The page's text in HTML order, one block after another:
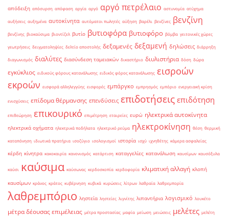
απόδειξη απόσυρση απόφαση αργία αργό αργό πετρέλαιο αστυνομία ατύχημα
αυξήσεις αυξημένα αυτοκίνητα αυτόματοι πωλητές αύξηση βαρέλι βενζίνες βενζίνη
βενζίνης βιοκαύσιμα βιοντίζελ βυτίο βυτιοφόρα βυτιοφόρο βόμβα γειτονικές χώρες
γεωτρήσεις δειγματοληψίες δελτίο αποστολής δεξαμενές δεξαμενή δηλώσεις διάρρηξη
διαγωνισμός διαλύτες διασύνδεση ταμειακών δικαστήριο διυλιστήρια δόση δώρα
εγκύκλιος ειδικούς φόρους κατανάλωσης ειδικός φόρος κατανάλωσης εισροών
εκροών εισφορά αλληλεγγύης εισφορές εμπάργκο εμπρησμός εμπόριο ενεργειακή κρίση
ενισχύσεις επίδομα θέρμανσης επενδύσεις επιδοτήσεις επιδότηση
επιθεώρηση επικουρικό επιμέτρηση εταιρείες ευρώ ηλεκτρικά αυτοκίνητα
ηλεκτρικά οχήματα ηλεκτρικά ποδήλατα ηλεκτρικό ρεύμα ηλεκτροκίνηση θέση θερμική
καταπόνηση ιδιωτικά πρατήρια ισοζύγιο ισολογισμοί ιστορία ισχύ ιχνηθέτης κάμερα ασφαλείας
κέρδη κίνητρα κακοκαιρία κανονισμός κατάρτιση καταγγελίες κατανάλωση καυσίμων καυσόξυλα
καύσι καύσιμα καύσωνας κερδοσκοπία κερδοφορία κλιματική αλλαγή κλοπή
καυσίμων κράνος κράτος κυβέρνηση κυβικά κυρώσεις λίτρων λαθραία λαθρεμπορία
λαθρεμπόριο ληστεία ληστείες λιγνίτης λιπαντήρια λογισμικό λουκέτο
μέτρα δέουσας επιμέλειας μέτρα προστασίας μαφία μείωση μειώσεις μελέτες μελέτη